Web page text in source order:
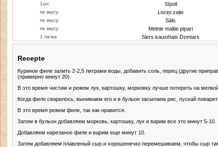
Sīpoli
Lociņi zaļie
Sāls
Melnie maltie pipari
Siers kausētais Dzintars
Recepte
Куриное филе залить 2-2,5 литрами воды, добавить соль, перец (другие
(примерно минут 20).
В это время чистим и режем лук, картошку, морковку лучше потереть на
Когда филе сварилось, вынимаем его и в бульон засыпаем рис, пускай
В это время режем филе, так как нравится.
Затем в бульон добавляем морковь, картошку, лук и варим все это минут 5-10.
Добавляем нарезаное филе и варим еще минут 10.
Затем добавляем плавленый сыр и хорошенечко перемешиваем, чтобы сыр